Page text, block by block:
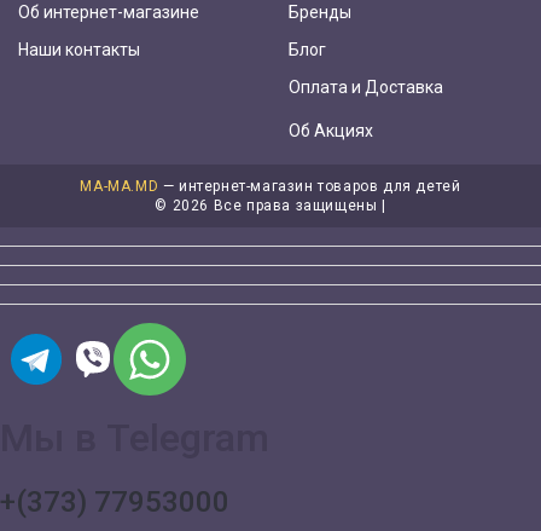
Об интернет-магазине
Наши контакты
Бренды
Блог
Оплата и Доставка
Об Акциях
MA-MA.MD — интернет-магазин товаров для детей
© 2026 Все права защищены |
+(373) 77953000